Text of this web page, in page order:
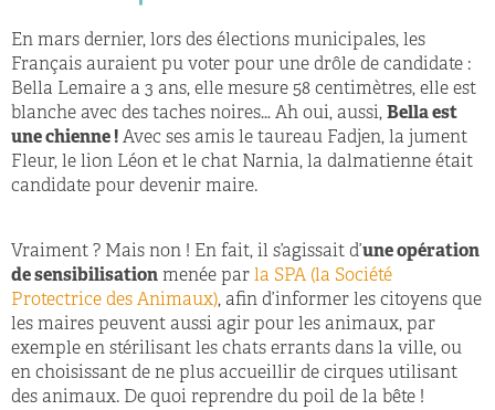
En mars dernier, lors des élections municipales, les
Français auraient pu voter pour une drôle de candidate :
Bella Lemaire a 3 ans, elle mesure 58 centimètres, elle est
blanche avec des taches noires… Ah oui, aussi, Bella est
une chienne ! Avec ses amis le taureau Fadjen, la jument
Fleur, le lion Léon et le chat Narnia, la dalmatienne était
candidate pour devenir maire.
Vraiment ? Mais non ! En fait, il s’agissait d’une opération
de sensibilisation menée par la SPA (la Société
Protectrice des Animaux), afin d’informer les citoyens que
les maires peuvent aussi agir pour les animaux, par
exemple en stérilisant les chats errants dans la ville, ou
en choisissant de ne plus accueillir de cirques utilisant
des animaux. De quoi reprendre du poil de la bête !